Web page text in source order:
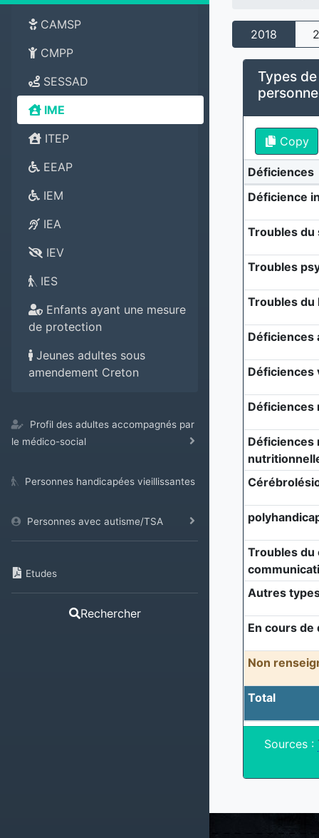
CAMSP
CMPP
SESSAD
IME
ITEP
EEAP
IEM
IEA
IEV
IES
Enfants ayant une mesure
de protection
Jeunes adultes sous
amendement Creton
Profil des adultes accompagnés par
le médico-social
Personnes handicapées vieillissantes
Personnes avec autisme/TSA
Etudes
Rechercher
2018
Types
Copy
Déficiences
Déficience
Troubles du
Troubles
Troubles du
Déficiences
Déficiences
Déficiences
Déficiences
Troubles du
Autres
En cours de
Non
Total
Sources :